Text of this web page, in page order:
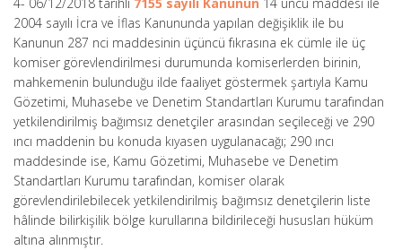
2004 sayılı İcra ve İflas Kanununda yapılan değişiklik ile bu
Kanunun 287 nci maddesinin üçüncü fıkrasına ek cümle ile üç
komiser görevlendirilmesi durumunda komiserlerden birinin,
mahkemenin bulunduğu ilde faaliyet göstermek şartıyla Kamu
Gözetimi, Muhasebe ve Denetim Standartları Kurumu tarafından
yetkilendirilmiş bağımsız denetçiler arasından seçileceği ve 290
ıncı maddenin bu konuda kıyasen uygulanacağı; 290 ıncı
maddesinde ise, Kamu Gözetimi, Muhasebe ve Denetim
Standartları Kurumu tarafından, komiser olarak
görevlendirilebilecek yetkilendirilmiş bağımsız denetçilerin liste
hâlinde bilirkişilik bölge kurullarına bildirileceği hususları hüküm
altına alınmıştır.